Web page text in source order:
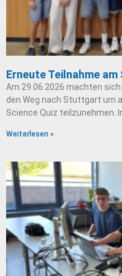
Erneute Teilnahme
Am 29.06.2026 machten
den Weg nach Stuttgart um
Science Quiz teilzunehmen.
Weiterlesen »